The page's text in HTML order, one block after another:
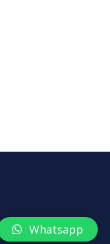
Whatsapp